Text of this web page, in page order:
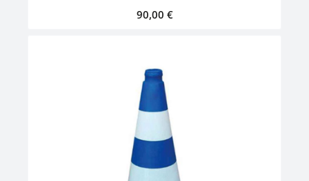
kgMaterial: PolyethylenMaterialstärke Kette: 8,0
Regulärer Preis:
90,00 €